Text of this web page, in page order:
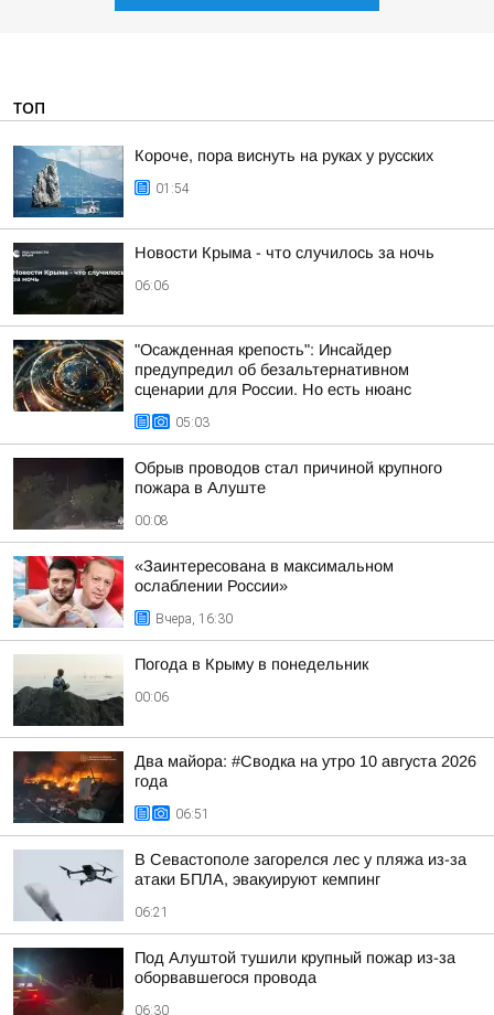
ТОП
Короче, пора виснуть на руках у русских
01:54
Новости Крыма - что случилось за ночь
06:06
"Осажденная крепость": Инсайдер
предупредил об безальтернативном
сценарии для России. Но есть нюанс
05:03
Обрыв проводов стал причиной крупного
пожара в Алуште
00:08
«Заинтересована в максимальном
ослаблении России»
Вчера, 16:30
Погода в Крыму в понедельник
00:06
Два майора: #Сводка на утро 10 августа 2026
года
06:51
В Севастополе загорелся лес у пляжа из-за
атаки БПЛА, эвакуируют кемпинг
06:21
Под Алуштой тушили крупный пожар из-за
оборвавшегося провода
06:30